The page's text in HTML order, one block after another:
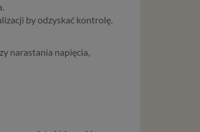
by odzyskać kontrolę.
narastania napięcia,